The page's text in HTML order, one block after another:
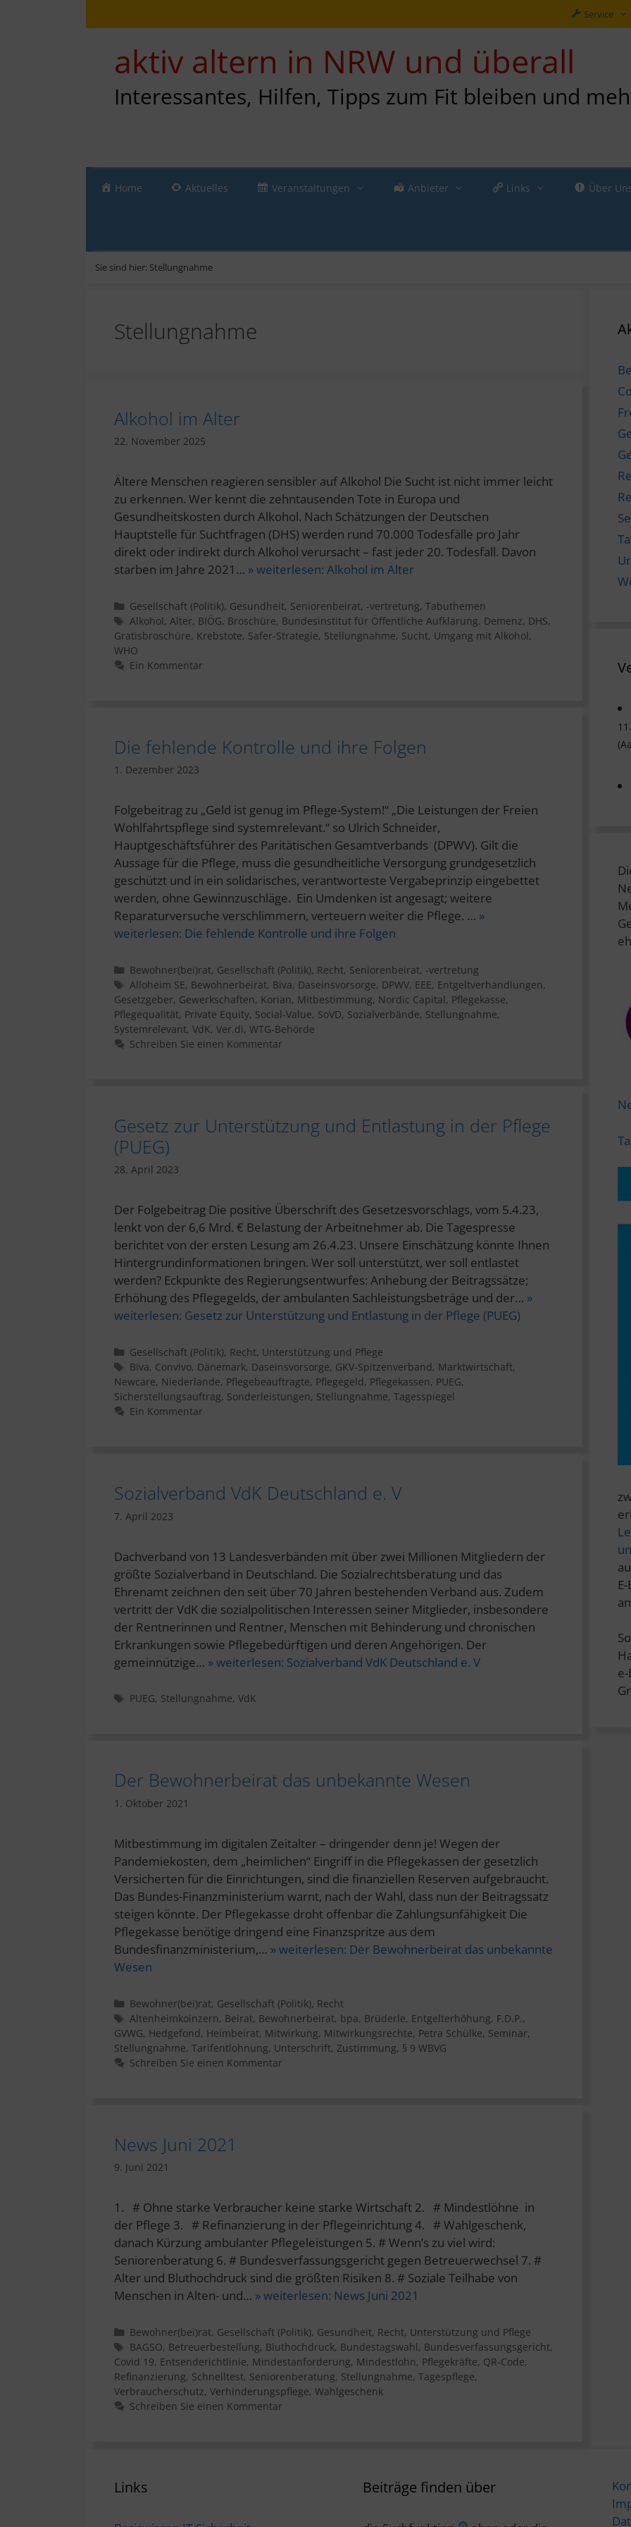
Service
aktiv altern in NRW und überall
Interessantes, Hilfen, Tipps zum Fit bleiben und
Home Aktuelles Veranstaltungen Anbieter Links Über
Sie sind hier: Stellungnahme
Stellungnahme
Alkohol im Alter
22. November 2025
Ältere Menschen reagieren sensibler auf Alkohol Die Sucht ist nicht immer leicht
zu erkennen. Wer kennt die zehntausenden Tote in Europa und
Gesundheitskosten durch Alkohol. Nach Schätzungen der Deutschen
Hauptstelle für Suchtfragen (DHS) werden rund 70.000 Todesfälle pro Jahr
direkt oder indirekt durch Alkohol verursacht – fast jeder 20. Todesfall. Davon
starben im Jahre 2021… » weiterlesen: Alkohol im Alter
Kategorien
Gesellschaft (Politik), Gesundheit, Seniorenbeirat, -vertretung, Tabuthemen
Schlagwörter
Alkohol, Alter, BIÖG, Broschüre, Bundesinstitut für Öffentliche Aufklärung, Demenz, DHS,
Gratisbroschüre, Krebstote, Safer-Strategie, Stellungnahme, Sucht, Umgang mit Alkohol,
WHO
Ein Kommentar
Die fehlende Kontrolle und ihre Folgen
1. Dezember 2023
Folgebeitrag zu „Geld ist genug im Pflege-System!“ „Die Leistungen der Freien
Wohlfahrtspflege sind systemrelevant.“ so Ulrich Schneider,
Hauptgeschäftsführer des Paritätischen Gesamtverbands (DPWV). Gilt die
Aussage für die Pflege, muss die gesundheitliche Versorgung grundgesetzlich
geschützt und in ein solidarisches, verantworteste Vergabeprinzip eingebettet
werden, ohne Gewinnzuschläge. Ein Umdenken ist angesagt; weitere
Reparaturversuche verschlimmern, verteuern weiter die Pflege. … »
weiterlesen: Die fehlende Kontrolle und ihre Folgen
Kategorien
Bewohner(bei)rat, Gesellschaft (Politik), Recht, Seniorenbeirat, -vertretung
Schlagwörter
Alloheim SE, Bewohnerbeirat, Biva, Daseinsvorsorge, DPWV, EEE, Entgeltverhandlungen,
Gesetzgeber, Gewerkschaften, Korian, Mitbestimmung, Nordic Capital, Pflegekasse,
Pflegequalität, Private Equity, Social-Value, SoVD, Sozialverbände, Stellungnahme,
Systemrelevant, VdK, Ver.di, WTG-Behörde
Schreiben Sie einen Kommentar
Gesetz zur Unterstützung und Entlastung in der Pflege
(PUEG)
28. April 2023
Der Folgebeitrag Die positive Überschrift des Gesetzesvorschlags, vom 5.4.23,
lenkt von der 6,6 Mrd. € Belastung der Arbeitnehmer ab. Die Tagespresse
berichtet von der ersten Lesung am 26.4.23. Unsere Einschätzung könnte Ihnen
Hintergrundinformationen bringen. Wer soll unterstützt, wer soll entlastet
werden? Eckpunkte des Regierungsentwurfes: Anhebung der Beitragssätze;
Erhöhung des Pflegegelds, der ambulanten Sachleistungsbeträge und der… »
weiterlesen: Gesetz zur Unterstützung und Entlastung in der Pflege (PUEG)
Kategorien
Gesellschaft (Politik), Recht, Unterstützung und Pflege
Schlagwörter
Biva, Convivo, Dänemark, Daseinsvorsorge, GKV-Spitzenverband, Marktwirtschaft,
Newcare, Niederlande, Pflegebeauftragte, Pflegegeld, Pflegekassen, PUEG,
Sicherstellungsauftrag, Sonderleistungen, Stellungnahme, Tagesspiegel
Ein Kommentar
Sozialverband VdK Deutschland e. V
7. April 2023
Dachverband von 13 Landesverbänden mit über zwei Millionen Mitgliedern der
größte Sozialverband in Deutschland. Die Sozialrechtsberatung und das
Ehrenamt zeichnen den seit über 70 Jahren bestehenden Verband aus. Zudem
vertritt der VdK die sozialpolitischen Interessen seiner Mitglieder, insbesondere
der Rentnerinnen und Rentner, Menschen mit Behinderung und chronischen
Erkrankungen sowie Pflegebedürftigen und deren Angehörigen. Der
gemeinnützige… » weiterlesen: Sozialverband VdK Deutschland e. V
Schlagwörter
PUEG, Stellungnahme, VdK
Der Bewohnerbeirat das unbekannte Wesen
1. Oktober 2021
Mitbestimmung im digitalen Zeitalter – dringender denn je! Wegen der
Pandemiekosten, dem „heimlichen“ Eingriff in die Pflegekassen der gesetzlich
Versicherten für die Einrichtungen, sind die finanziellen Reserven aufgebraucht.
Das Bundes-Finanzministerium warnt, nach der Wahl, dass nun der Beitragssatz
steigen könnte. Der Pflegekasse droht offenbar die Zahlungsunfähigkeit Die
Pflegekasse benötige dringend eine Finanzspritze aus dem
Bundesfinanzministerium,… » weiterlesen: Der Bewohnerbeirat das unbekannte
Wesen
Kategorien
Bewohner(bei)rat, Gesellschaft (Politik), Recht
Schlagwörter
Altenheimkoinzern, Beirat, Bewohnerbeirat, bpa, Brüderle, Entgelterhöhung, F.D.P.,
GVWG, Hedgefond, Heimbeirat, Mitwirkung, Mitwirkungsrechte, Petra Schülke, Seminar,
Stellungnahme, Tarifentlohnung, Unterschrift, Zustimmung, § 9 WBVG
Schreiben Sie einen Kommentar
News Juni 2021
9. Juni 2021
1. # Ohne starke Verbraucher keine starke Wirtschaft 2. # Mindestlöhne in
der Pflege 3. # Refinanzierung in der Pflegeinrichtung 4. # Wahlgeschenk,
danach Kürzung ambulanter Pflegeleistungen 5. # Wenn’s zu viel wird:
Seniorenberatung 6. # Bundesverfassungsgericht gegen Betreuerwechsel 7. #
Alter und Bluthochdruck sind die größten Risiken 8. # Soziale Teilhabe von
Menschen in Alten- und… » weiterlesen: News Juni 2021
Kategorien
Bewohner(bei)rat, Gesellschaft (Politik), Gesundheit, Recht, Unterstützung und Pflege
Schlagwörter
BAGSO, Betreuerbestellung, Bluthochdruck, Bundestagswahl, Bundesverfassungsgericht,
Covid 19, Entsenderichtlinie, Mindestanforderung, Mindestlohn, Pflegekräfte, QR-Code,
Refinanzierung, Schnelltest, Seniorenberatung, Stellungnahme, Tagespflege,
Verbraucherschutz, Verhinderungspflege, Wahlgeschenk
Schreiben Sie einen Kommentar
Links Beiträge finden über